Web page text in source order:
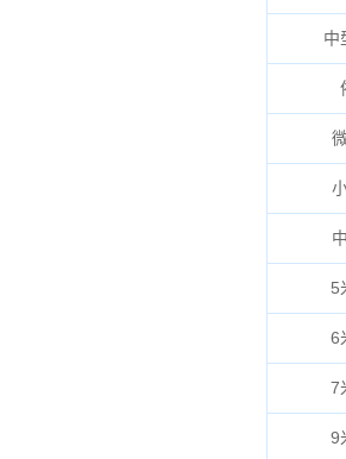
中
5
6
7
9